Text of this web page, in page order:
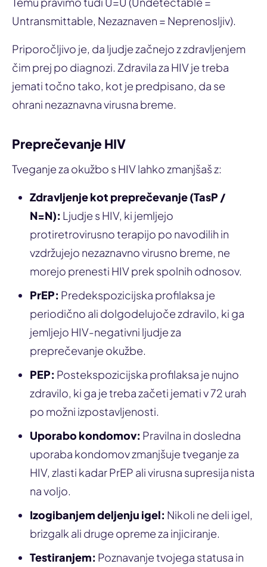
Untransmittable, Nezaznaven = Neprenosljiv).
Priporočljivo je, da ljudje začnejo z zdravljenjem
čim prej po diagnozi. Zdravila za HIV je treba
jemati točno tako, kot je predpisano, da se
ohrani nezaznavna virusna breme.
Preprečevanje HIV
Tveganje za okužbo s HIV lahko zmanjšaš z:
Zdravljenje kot preprečevanje (TasP /
N=N): Ljudje s HIV, ki jemljejo
protiretrovirusno terapijo po navodilih in
vzdržujejo nezaznavno virusno breme, ne
morejo prenesti HIV prek spolnih odnosov.
PrEP: Predekspozicijska profilaksa je
periodično ali dolgodelujoče zdravilo, ki ga
jemljejo HIV-negativni ljudje za
preprečevanje okužbe.
PEP: Postekspozicijska profilaksa je nujno
zdravilo, ki ga je treba začeti jemati v 72 urah
po možni izpostavljenosti.
Uporabo kondomov: Pravilna in dosledna
uporaba kondomov zmanjšuje tveganje za
HIV, zlasti kadar PrEP ali virusna supresija nista
na voljo.
Izogibanjem deljenju igel: Nikoli ne deli igel,
brizgalk ali druge opreme za injiciranje.
Testiranjem: Poznavanje tvojega statusa in